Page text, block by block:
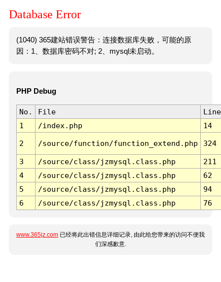
Database Error
(1040) 365建站错误警告：连接数据库失败，可能的原
因：1、数据库密码不对; 2、mysql未启动。
PHP Debug
No. File
Line
1
/index.php 14
2 /source/function/function_extend.php 324
3 /source/class/jzmysql.class.php
211
4
/source/class/jzmysql.class.php
62
5
/source/class/jzmysql.class.php
94
6
/source/class/jzmysql.class.php 76
www.365jz.com 已经将此出错信息详细记录, 由此给您带来的访问不便我
们深感歉意.